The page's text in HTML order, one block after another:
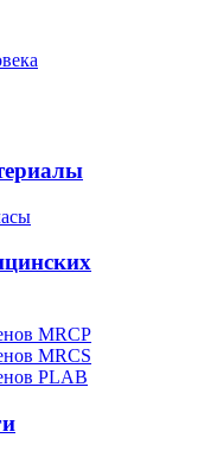
MRCP
MRCS
PLAB